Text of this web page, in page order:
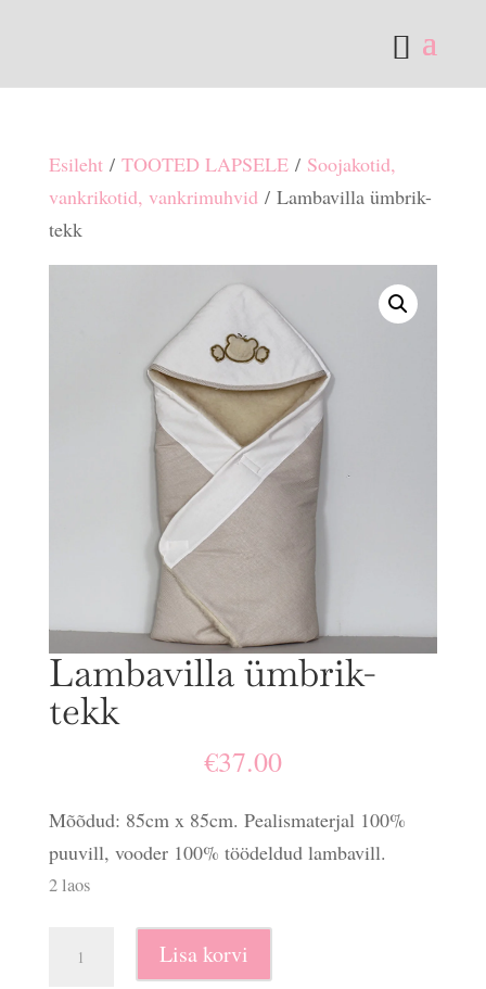
Esileht/ TOOTED LAPSELE/ Soojakotid,
vankrikotid, vankrimuhvid/ Lambavilla ümbrik-
tekk
Lambavilla ümbrik-
tekk
€37.00
Mõõdud: 85cm x 85cm. Pealismaterjal 100%
puuvill, vooder 100% töödeldud lambavill.
2 laos
Lisa korvi